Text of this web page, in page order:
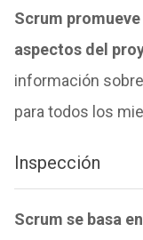
Scrum
aspectos del
información
para todos los
Inspección
Scrum se basa